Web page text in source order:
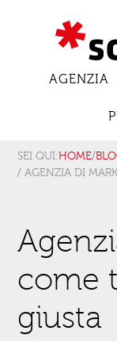
AGENZIA
SEI QUI:HOME/
/ AGENZIA DI
come
giusta